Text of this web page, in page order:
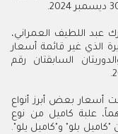
عبد اللطيف العمراني،
الذي غير قائمة أسعار
السابقتان رقم
أسعار بعض أبرز أنواع
كالتالي: علبة مارلبورو بسعر 41 درهماً، علبة كاميل من نوع
درهماً لكل من "كاميل بلو" و"كاميل يلو".